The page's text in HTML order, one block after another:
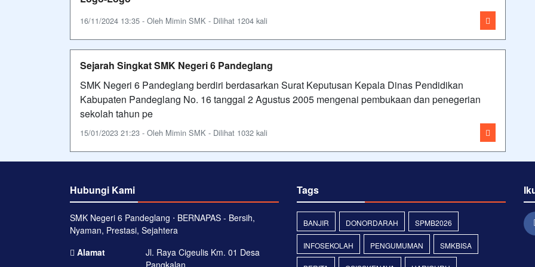
16/11/2024 13:35 - Oleh Mimin SMK - Dilihat 1204 kali
Sejarah Singkat SMK Negeri 6 Pandeglang
SMK Negeri 6 Pandeglang berdiri berdasarkan Surat Keputusan Kepala Dinas Pendidikan
Kabupaten Pandeglang No. 16 tanggal 2 Agustus 2005 mengenai pembukaan dan penegerian
sekolah tahun pe
15/01/2023 21:23 - Oleh Mimin SMK - Dilihat 1032 kali
Hubungi Kami
SMK Negeri 6 Pandeglang ⋅ BERNAPAS - Bersih,
Nyaman, Prestasi, Sejahtera
Alamat
Jl. Raya Cigeulis Km. 01 Desa
Pangkalan
Tags
BANJIR DONORDARAH SPMB2026
INFOSEKOLAH PENGUMUMAN SMKBISA